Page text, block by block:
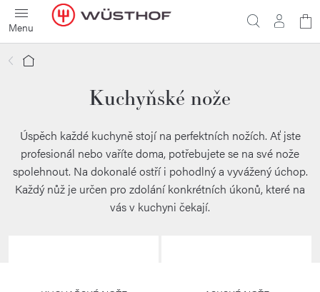
Přejít
na
obsah
Domů
Kuchyňské nože
Úspěch každé kuchyně stojí na perfektních nožích. Ať jste
profesionál nebo vaříte doma, potřebujete se na své nože
spolehnout. Na dokonalé ostří i pohodlný a vyvážený úchop.
Každý nůž je určen pro zdolání konkrétních úkonů, které na
vás v kuchyni čekají.